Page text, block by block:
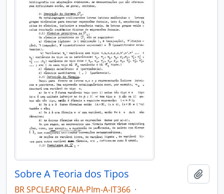
Sobre A Teoria dos Tipos
BR SPCLEARQ FAIA-PIm-A-IT366 ·